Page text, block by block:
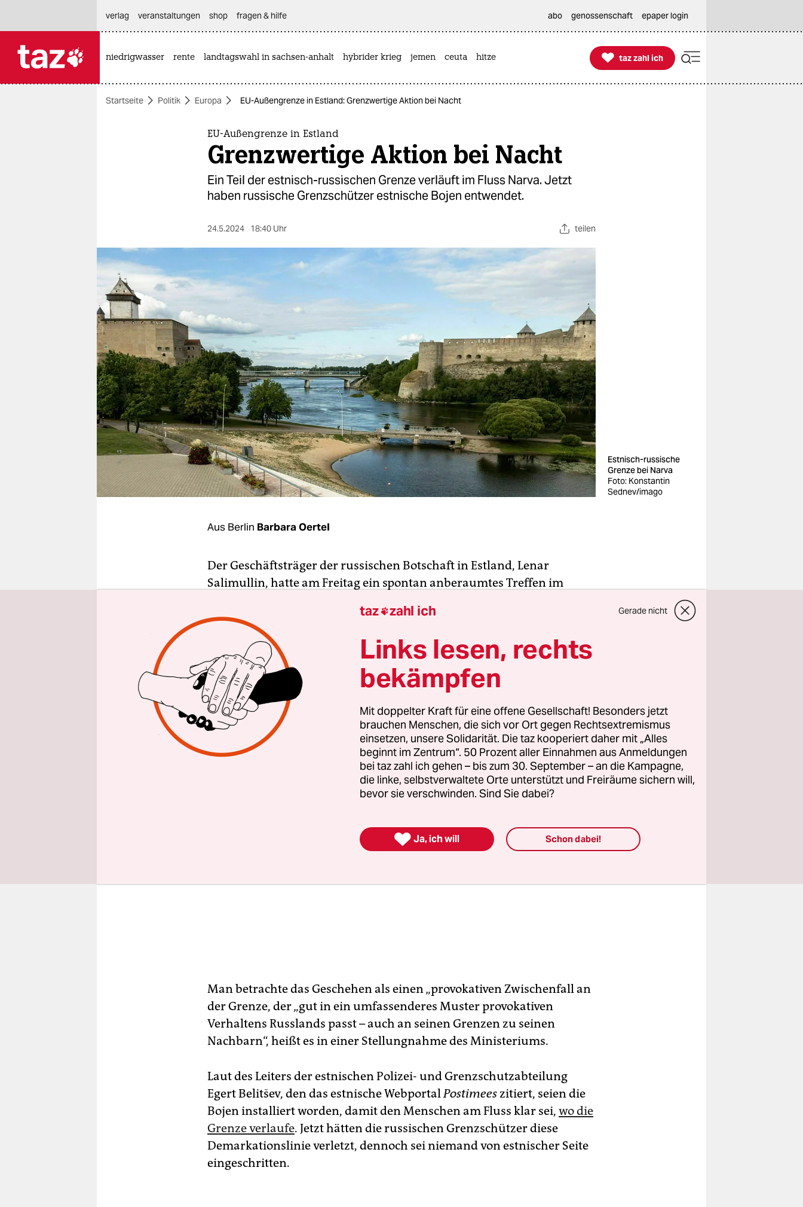
themen
berlin
nord
wahrheit
verlag
verlag
veranstaltungen
shop
fragen & hilfe
unterstützen
abo
verlag
veranstaltungen shop fragen & hilfe abo genossenschaft epaper login
niedrigwasser rente landtagswahl in sachsen-anhalt hybrider krieg jemen ceuta hitze 
taz zahl ich
taz zahl ich
Startseite Politik Europa EU-Außengrenze in Estland: Grenzwertige Aktion bei Nacht
EU-Außengrenze in Estland
Grenzwertige Aktion bei Nacht
Ein Teil der estnisch-russischen Grenze verläuft im Fluss Narva. Jetzt
haben russische Grenzschützer estnische Bojen entwendet.
24.5.2024 18:40 Uhr teilen
Estnisch-russische
Grenze bei Narva
Foto: Konstantin
Sednev/imago
Aus Berlin Barbara Oertel
Der Geschäftsträger der russischen Botschaft in Estland, Lenar
Salimullin, hatte am Freitag ein spontan anberaumtes Treffen im
um zu einem Vorfall in der Nacht zu Donnerstag dieser Woche Stellung
zu nehmen.
Tatort: Der Fluss Narva. Hier verläuftein Teil der Staatsgrenze
zwischen Estland und Russland, die damit gleichzeitig EU-
Außengrenze ist
. Laut Außenministerium sollen russische
Grenzschutzbeamte 25 von Estland installierte Bojen aus der Narva
gestohlen haben.
Man betrachte das Geschehen als einen „provokativen Zwischenfall an
der Grenze, der „gut in ein umfassenderes Muster provokativen
Verhaltens Russlands passt – auch an seinen Grenzen zu seinen
Nachbarn“, heißt es in einer Stellungnahme des Ministeriums.
Laut des Leiters der estnischen Polizei- und Grenzschutzabteilung
Egert Belitšev, den das estnische WebportalPostimees zitiert, seien die
Bojen installiert worden, damit den Menschen am Fluss klar sei, wo die
Grenze verlaufe. Jetzt hätten die russischen Grenzschützer diese
Demarkationslinie verletzt, dennoch sei niemand von estnischer Seite
eingeschritten.
taz zahl ich Gerade nicht
Links lesen, rechts
bekämpfen
Mit doppelter Kraft für eine offene Gesellschaft! Besonders jetzt
brauchen Menschen, die sich vor Ort gegen Rechtsextremismus
einsetzen, unsere Solidarität. Die taz kooperiert daher mit „Alles
beginnt im Zentrum“. 50 Prozent aller Einnahmen aus Anmeldungen
bei taz zahl ich gehen – bis zum 30. September – an die Kampagne,
die linke, selbstverwaltete Orte unterstützt und Freiräume sichern will,
bevor sie verschwinden. Sind Sie dabei?
 Ja, ich will Schon dabei!